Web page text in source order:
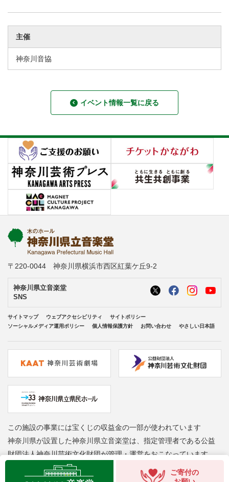
主催
神奈川音協
イベント情報一覧に戻る
ご寄付の
〒220-0044 神奈川県横浜市西区紅葉ケ丘9-2
神奈川県立音楽堂
SNS
サイトマップ ウェブアクセシビリティ
サイトポリシー
ソーシャルメディア運用ポリシー
個人情報保護方針 お問い合わせ やさしい日本語
この施設の事業には宝くじの収益金の一部が使われています
神奈川県が設置した神奈川県立音楽堂は、指定管理者である公益
財団法人神奈川芸術文化財団が管理・運営をおこなっています
Copyright © Kanagawa Arts Foundation. All rights reserved.